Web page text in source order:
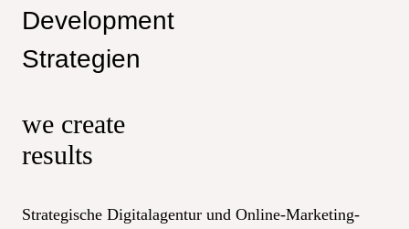
we create
results
Strategische Digitalagentur und Online-Marketing-